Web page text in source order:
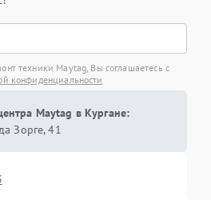
техники Maytag, Вы соглашаетесь с
конфиденциальности
Maytag в Кургане:
Зорге, 41